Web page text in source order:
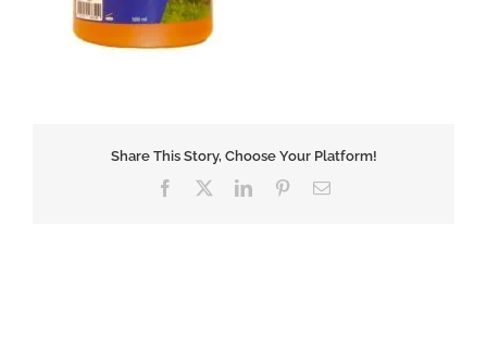
Share This Story, Choose Your Platform!
Facebook LinkedInPinterest
E-